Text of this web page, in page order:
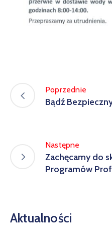
Kowali
Poprzednie
Bądź
Następne
Zachęcamy do
Programów
Aktualności